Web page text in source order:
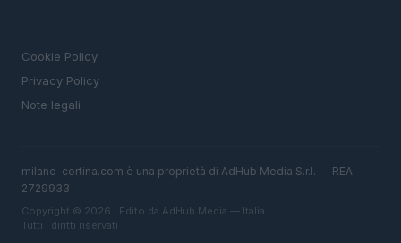
Cookie Policy
Privacy Policy
Note legali
milano-cortina.com è una proprietà di AdHub Media S.r.l. — REA
2729933
Copyright © 2026 · Edito da AdHub Media — Italia
Tutti i diritti riservati